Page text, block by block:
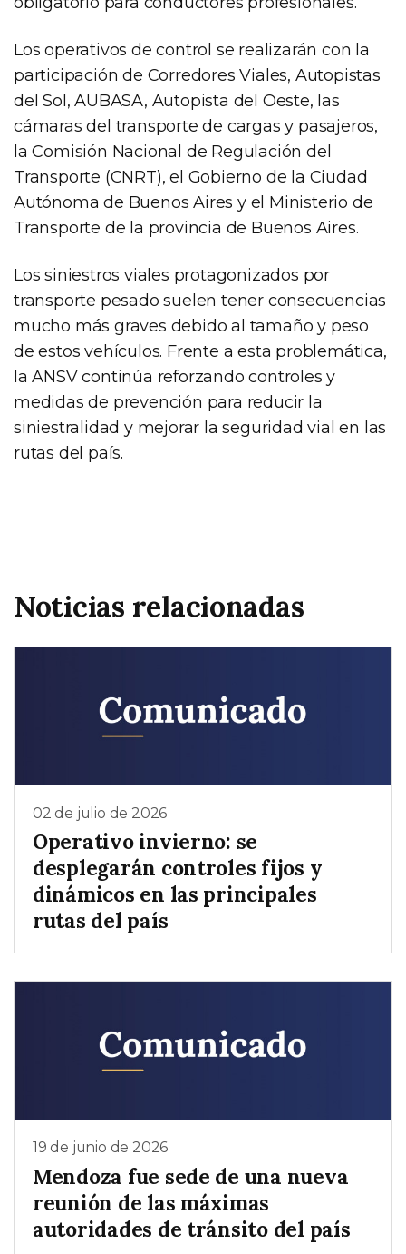
Los operativos de control se realizarán con la
participación de Corredores Viales, Autopistas
del Sol, AUBASA, Autopista del Oeste, las
cámaras del transporte de cargas y pasajeros,
la Comisión Nacional de Regulación del
Transporte (CNRT), el Gobierno de la Ciudad
Autónoma de Buenos Aires y el Ministerio de
Transporte de la provincia de Buenos Aires.
Los siniestros viales protagonizados por
transporte pesado suelen tener consecuencias
mucho más graves debido al tamaño y peso
de estos vehículos. Frente a esta problemática,
la ANSV continúa reforzando controles y
medidas de prevención para reducir la
siniestralidad y mejorar la seguridad vial en las
rutas del país.
Noticias relacionadas
02 de julio de 2026
Operativo invierno: se
desplegarán controles fijos y
dinámicos en las principales
rutas del país
19 de junio de 2026
Mendoza fue sede de una nueva
reunión de las máximas
autoridades de tránsito del país